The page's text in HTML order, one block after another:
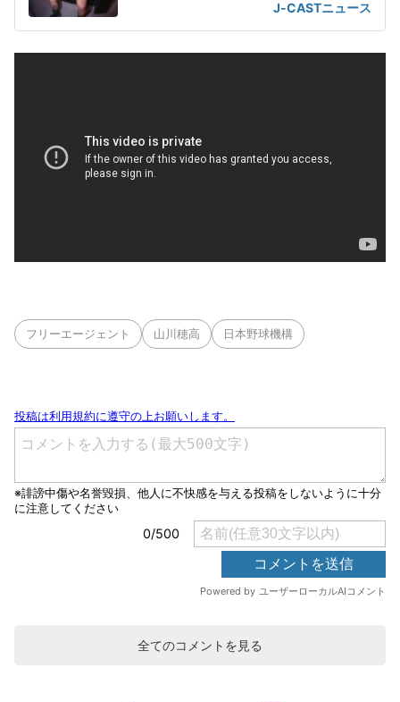
J-CASTニュース
フリーエージェント 山川穂高 日本野球機構
全てのコメントを見る